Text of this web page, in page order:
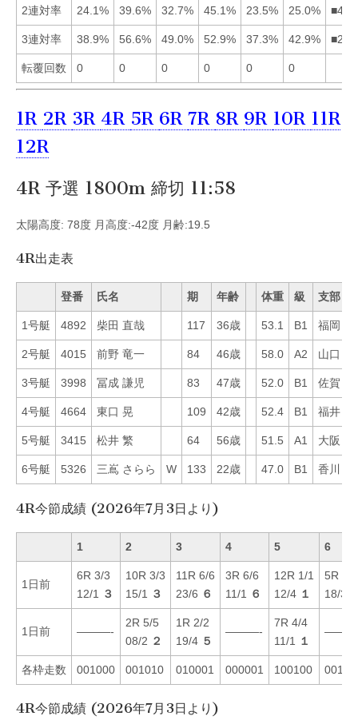
2連対率 24.1% 39.6% 32.7% 45.1% 23.5% 25.0%
3連対率 38.9% 56.6% 49.0% 52.9% 37.3% 42.9%
転覆回数 0 0 0 0 0 0
1R 2R 3R 4R 5R 6R 7R 8R 9R 10R 11R
12R
4R 予選 1800m 締切 11:58
太陽高度: 78度 月高度:-42度 月齢:19.5
4R出走表
登番 氏名 期 年齢 体重 級 支部
1号艇 4892 柴田 直哉 117 36歳 53.1 B1 福岡
2号艇 4015 前野 竜一 84 46歳 58.0 A2 山口
3号艇 3998 冨成 謙児 83 47歳 52.0 B1 佐賀
4号艇 4664 東口 晃 109 42歳 52.4 B1 福井
5号艇 3415 松井 繁 64 56歳 51.5 A1 大阪
6号艇 5326 三嶌 さらら W 133 22歳 47.0 B1 香川
4R今節成績 (2026年7月3日より)
1 2 3 4 5 6
1日前
6R 3/3
12/1
３
10R 3/3
15/1
３
11R 6/6
23/6 ６
3R 6/6
11/1
６
12R 1/1
12/4 １
5R 3/3
18/3
1日前 ———-
2R 5/5
08/2 ２
1R 2/2
19/4 ５
———-
7R 4/4
11/1
１
各枠走数 001000 001010 010001 000001 100100
4R今節成績 (2026年7月3日より)